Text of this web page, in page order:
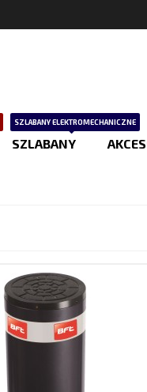
SZLABANY
SZLABANY ELEKTROMECHANICZNE